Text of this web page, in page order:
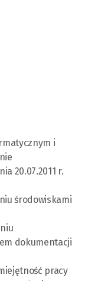
i
20.07.2011 r.
środowiskami
dokumentacji
pracy